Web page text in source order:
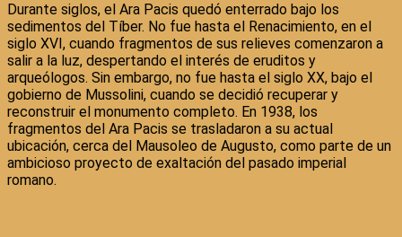
Durante siglos, el Ara Pacis quedó enterrado bajo los
sedimentos del Tíber. No fue hasta el Renacimiento, en el
siglo XVI, cuando fragmentos de sus relieves comenzaron a
salir a la luz, despertando el interés de eruditos y
arqueólogos. Sin embargo, no fue hasta el siglo XX, bajo el
gobierno de Mussolini, cuando se decidió recuperar y
reconstruir el monumento completo. En 1938, los
fragmentos del Ara Pacis se trasladaron a su actual
ubicación, cerca del Mausoleo de Augusto, como parte de un
ambicioso proyecto de exaltación del pasado imperial
romano.